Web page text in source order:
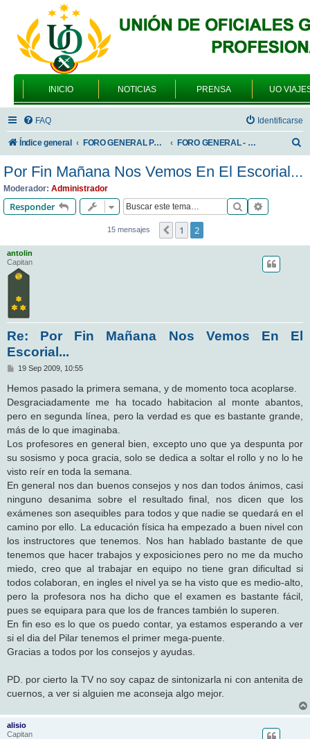
INICIO NOTICIAS PRENSA UO
FAQ Identificarse
Índice general FORO GENERAL PARA TODOS LOS USUARIOS FORO GENERAL - ACADEMIAS DE FORMACIÓN
Por Fin Mañana Nos Vemos En El Escorial...
Moderador: Administrador
Responder Buscar
15 mensajes Anterior
1 2
antolin
Capitan
Re: Por Fin Mañana Nos Vemos En El
Escorial...
M
n
s
a
e
19 Sep 2009, 10:55
Hemos pasado la primera semana, y de momento toca acoplarse.
Desgraciadamente me ha tocado habitacion al monte abantos,
pero en segunda línea, pero la verdad es que es bastante grande,
más de lo que imaginaba.
Los profesores en general bien, excepto uno que ya despunta por
su sosismo y poca gracia, solo se dedica a soltar el rollo y no lo he
visto reír en toda la semana.
En general nos dan buenos consejos y nos dan todos ánimos, casi
ninguno desanima sobre el resultado final, nos dicen que los
exámenes son asequibles para todos y que nadie se quedará en el
camino por ello. La educación física ha empezado a buen nivel con
los instructores que tenemos. Nos han hablado bastante de que
tenemos que hacer trabajos y exposiciones pero no me da mucho
miedo, creo que al trabajar en equipo no tiene gran dificultad si
todos colaboran, en ingles el nivel ya se ha visto que es medio-alto,
pero la profesora nos ha dicho que el examen es bastante fácil,
pues se equipara para que los de frances también lo superen.
En fin eso es lo que os puedo contar, ya estamos esperando a ver
si el dia del Pilar tenemos el primer mega-puente.
Gracias a todos por los consejos y ayudas.
PD. por cierto la TV no soy capaz de sintonizarla ni con antenita de
cuernos, a ver si alguien me aconseja algo mejor.
alisio
Capitan